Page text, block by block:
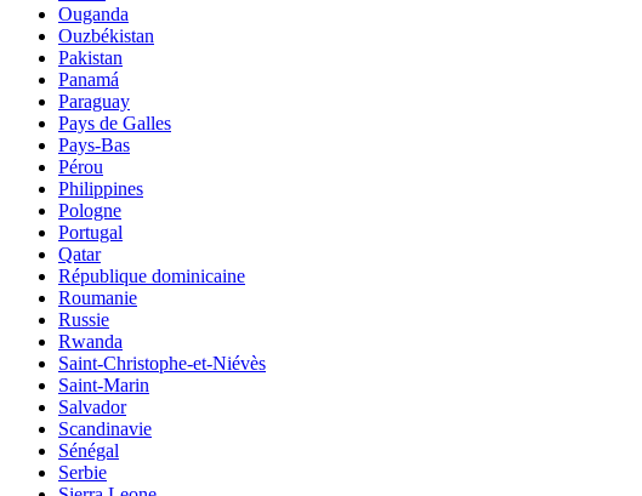
Ouganda
Ouzbékistan
Pakistan
Panamá
Paraguay
Pays de Galles
Pays-Bas
Pérou
Philippines
Pologne
Portugal
Qatar
République dominicaine
Roumanie
Russie
Rwanda
Saint-Christophe-et-Niévès
Saint-Marin
Salvador
Scandinavie
Sénégal
Serbie